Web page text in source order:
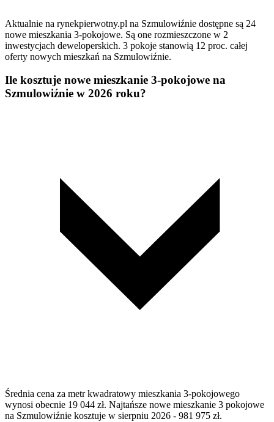
Aktualnie na rynekpierwotny.pl na Szmulowiźnie dostępne są 24
nowe mieszkania 3-pokojowe. Są one rozmieszczone w 2
inwestycjach deweloperskich. 3 pokoje stanowią 12 proc. całej
oferty nowych mieszkań na Szmulowiźnie.
Ile kosztuje nowe mieszkanie 3-pokojowe na
Szmulowiźnie w 2026 roku?
Średnia cena za metr kwadratowy mieszkania 3-pokojowego
wynosi obecnie 19 044 zł. Najtańsze nowe mieszkanie 3 pokojowe
na Szmulowiźnie kosztuje w sierpniu 2026 - 981 975 zł.